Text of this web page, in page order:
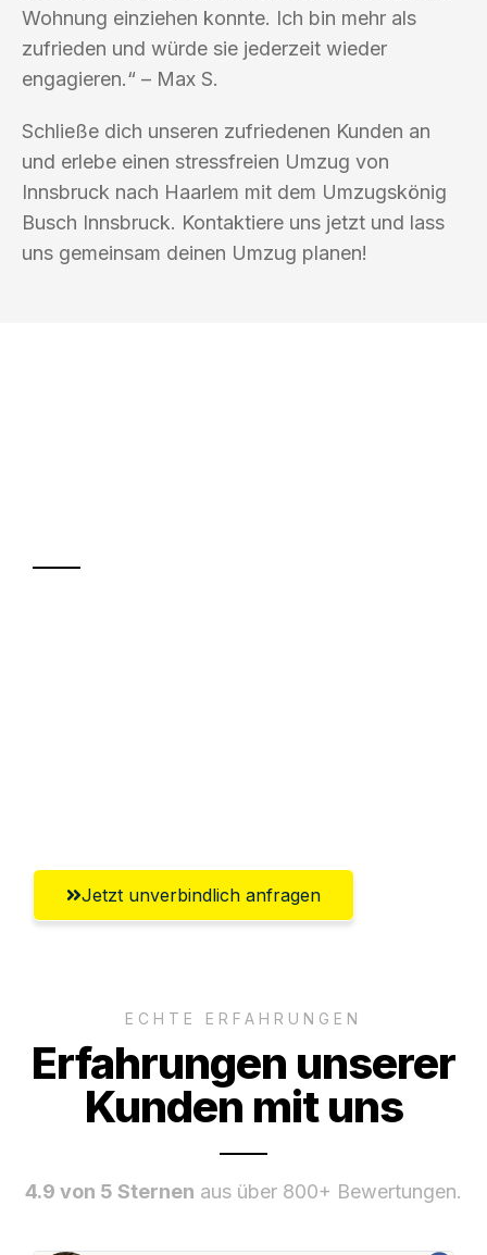
Wohnung einziehen konnte. Ich bin mehr als
zufrieden und würde sie jederzeit wieder
engagieren.“ – Max S.
Schließe dich unseren zufriedenen Kunden an
und erlebe einen stressfreien Umzug von
Innsbruck nach Haarlem mit dem Umzugskönig
Busch Innsbruck. Kontaktiere uns jetzt und lass
uns gemeinsam deinen Umzug planen!
Jetzt unverbindlich anfragen
ECHTE ERFAHRUNGEN
Erfahrungen unserer
Kunden mit uns
4.9 von 5 Sternen aus über 800+ Bewertungen.